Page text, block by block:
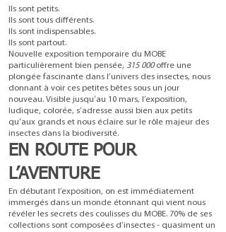
Ils sont petits.
Ils sont tous différents.
Ils sont indispensables.
Ils sont partout.
Nouvelle exposition temporaire du MOBE
particulièrement bien pensée, 315 000offre une
plongée fascinante dans l’univers des insectes, nous
donnant à voir ces petites bêtes sous un jour
nouveau. Visible jusqu’au 10 mars, l’exposition,
ludique, colorée, s’adresse aussi bien aux petits
qu’aux grands et nous éclaire sur le rôle majeur des
insectes dans la biodiversité.
EN ROUTE POUR
L’AVENTURE
En débutant l’exposition, on est immédiatement
immergés dans un monde étonnant qui vient nous
révéler les secrets des coulisses du MOBE. 70% de ses
collections sont composées d’insectes - quasiment un